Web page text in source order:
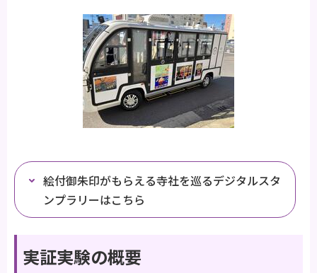
絵付御朱印がもらえる寺社を巡るデジタルスタ
ンプラリーはこちら
実証実験の概要